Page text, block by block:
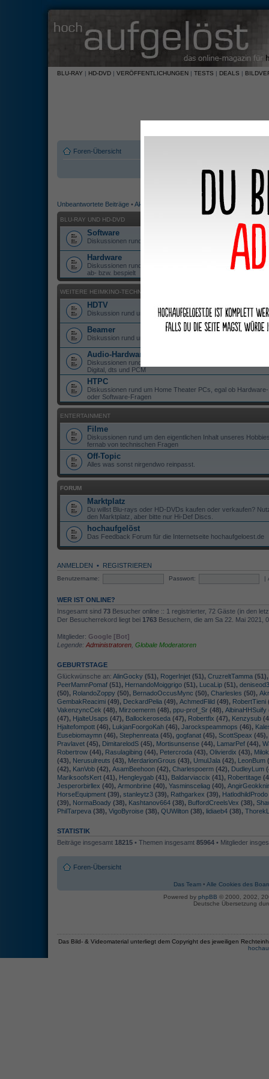
BLU-RAY | HD-DVD | VERÖFFENTLICHUNGEN | TESTS | DEALS |
Foren-Übersicht
Unbeantwortete Beiträge •Aktive Themen
BLU-RAY UND HD-DVD
Software
Diskussionen rund um Blu-ray und HD-DVD
Hardware
Diskussionen rund um Hardware, die Blu-ray oder/und HD-
ab- bzw. bespielt
WEITERE HEIMKINO-TECHNIK
HDTV
Diskussion rund um HD-ready und Full-HD TV Geräte
Beamer
Diskussion rund um Beamer, ob DLP, LCD oder DILA
Audio-Hardware
Diskussionen rund um Hardware zur Wiedergabe von Dolby
Digital, dts und PCM
HTPC
Diskussionen rund um Home Theater PCs, egal ob Hardware-
oder Software-Fragen
ENTERTAINMENT
Filme
Diskussionen rund um den eigentlichen Inhalt unseres
fernab von technischen Fragen
Off-Topic
Alles was sonst nirgendwo reinpasst.
FORUM
Marktplatz
Du willst Blu-rays oder HD-DVDs kaufen oder verkaufen?
den Marktplatz, aber bitte nur Hi-Def Discs.
hochaufgelöst
Das Feedback Forum für die Internetseite hochaufgeloest.de
ANMELDEN • REGISTRIEREN
Benutzername: Passwort: |
WER IST ONLINE?
Insgesamt sind 73 Besucher online :: 1 registrierter, 72 Gäste (in den
Der Besucherrekord liegt bei 1763 Besuchern, die am Sa 22. Mai 2021,
Mitglieder: Google [Bot]
Legende: Administratoren Globale Moderatoren
GEBURTSTAGE
Glückwünsche an: AlinGocky (51), RogerInjet (51), CruzreltTamma
PeerMamnPomaf (51), HernandoMoiggrigo (51), LucaLip (51), deniseod3
(50), RolandoZoppy (50), BernadoOccusMync (50), Charlesles (50),
GembakReacimi (49), DeckardPelia (49), AchmedFlild (49), RobertTieni
VakenzyncCek (48), Mirzoemerm (48), ppu-prof_Sr (48), AlbinaHHSuify
(47), HjalteUsaps (47), Ballockeroseda (47), Robertfix (47), Kenzysub
Hjaltefompott (46), LukjanFoorgoKah (46), Jarockspeammops (46),
Eusebiomaymn (46), Stephenreata (45), gogfanat (45), ScottSpeax (45),
Pravlavet (45), DimitarelodS (45), Mortisunsense (44), LamarPef (44),
Robertrow (44), Rasulagibing (44), Petercroda (43), Olivierdix (43),
(43), Nerusulreuts (43), MerdarionGrous (43), UmulJala (42), LeonBum
(42), KanVob (42), AsamBeehoon (42), Charlespoerm (42), DudleyLum
MariksoofsKert (41), Hengleygab (41), Baldarviaccix (41), Robertitage
Jesperorbirllex (40), Armonbrine (40), Yasminsceliag (40),
HorseEquipment (39), stanleytz3 (39), Rathgarkex (39), HatlodhildProdo
(39), NormaBoady (38), Kashtanov664 (38), BuffordCreelsVex (38),
PhilTarpeva (38), VigoByroise (38), QUWilton (38), lidiaeb4 (38),
STATISTIK
Beiträge insgesamt 18215 • Themen insgesamt 85964 • Mitglieder
Foren-Übersicht
Das Team • Alle Cookies des
Powered by phpBB © 2000, 2002,
Deutsche Übersetzung
Das Bild- & Videomaterial unterliegt dem Copyright des jeweiligen